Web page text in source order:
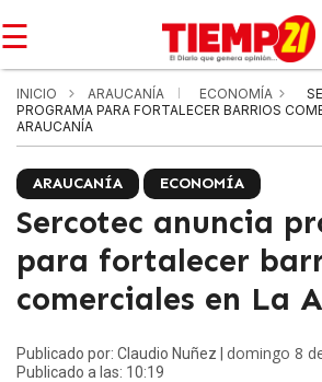
☰
INICIO ARAUCANÍA ECONOMÍA
PROGRAMA PARA FORTALECER BARRIOS
ARAUCANÍA
ARAUCANÍA ECONOMÍA
Sercotec anuncia
para fortalecer
comerciales en La
Publicado por: Claudio Nuñez | domingo 8
Publicado a las: 10:19